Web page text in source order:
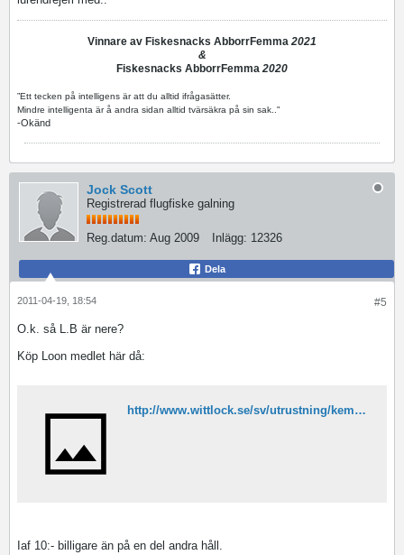
Vinnare av Fiskesnacks AbborrFemma 2021
&
Fiskesnacks AbborrFemma 2020
”Ett tecken på intelligens är att du alltid ifrågasätter.
Mindre intelligenta är å andra sidan alltid tvärsäkra på sin sak.."
-Okänd
Jock Scott
Registrerad flugfiske galning
Reg.datum: Aug 2009 Inlägg: 12326
Dela
#5
2011-04-19, 18:54
O.k. så L.B är nere?
Köp Loon medlet här då:
http://www.wittlock.se/sv/utrustning/kemprodukter/dry-floatant.html
Iaf 10:- billigare än på en del andra håll.